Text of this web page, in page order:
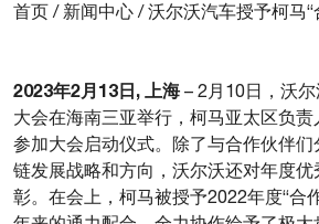
首页 / 新闻中心 /沃尔沃汽车授予柯马“
2023年2月13日, 上海 – 2月10日，沃
大会在海南三亚举行，柯马亚太区负
参加大会启动仪式。除了与合作伙伴
链发展战略和方向，沃尔沃还对年度
彰。在会上，柯马被授予2022年度“合